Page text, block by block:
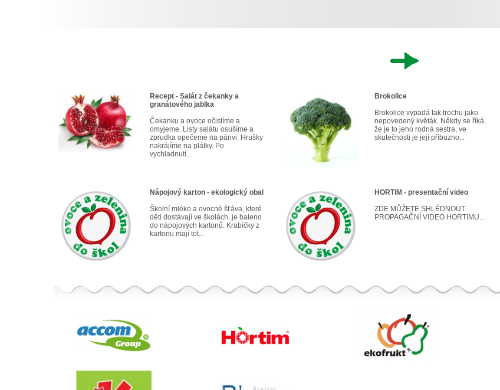
Recept - Salát z čekanky a
granátového jablka
Čekanku a ovoce očistíme a
omyjeme. Listy salátu osušíme a
zprudka opečeme na pánvi. Hrušky
nakrájíme na plátky. Po
vychladnutí...
Brokolice
Brokolice vypadá tak trochu jako
nepovedený květák. Někdy se říká,
že je to jeho rodná sestra, ve
skutečnosti je její příbuzno...
Nápojový karton - ekologický obal
Školní mléko a ovocné šťáva, které
děti dostávají ve školách, je baleno
do nápojových kartonů. Krabičky z
kartonu mají tot...
HORTIM - presentační video
ZDE MŮŽETE SHLÉDNOUT
PROPAGAČNÍ VIDEO HORTIMU...